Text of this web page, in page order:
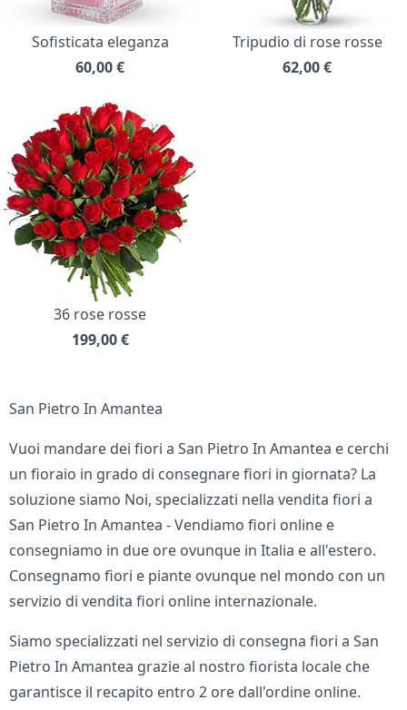
Sofisticata eleganza
60,00€
Tripudio di rose rosse
62,00€
36 rose rosse
199,00 €
San Pietro In Amantea
Vuoi mandare dei fiori a San Pietro In Amantea e cerchi
un fioraio in grado di consegnare fiori in giornata? La
soluzione siamo Noi, specializzati nella vendita fiori a
San Pietro In Amantea - Vendiamo fiori online e
consegniamo in due ore ovunque in Italia e all'estero.
Consegnamo fiori e piante ovunque nel mondo con un
servizio di vendita fiori online internazionale.
Siamo specializzati nel servizio di consegna fiori a San
Pietro In Amantea grazie al nostro fiorista locale che
garantisce il recapito entro 2 ore dall'ordine online.